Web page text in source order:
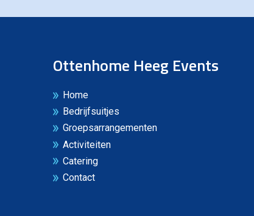
Ottenhome Heeg Events
Home
Bedrijfsuitjes
Groepsarrangementen
Activiteiten
Catering
Contact